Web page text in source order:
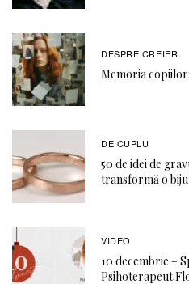
DESPRE CREIER
Memoria
DE CUPLU
50 de idei de
transformă o
VIDEO
10 decembrie –
Psihoterapeut